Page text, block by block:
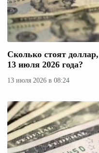
Сколько стоят
13 июля 2026 года?
13 июля 2026 в 08:24